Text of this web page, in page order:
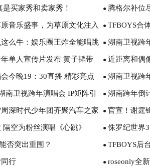
买家秀和卖家秀！ ● 腾格尔补位
同行
音乐盛事，为草原文化注入 ● TFBOYS合
王一博王嘉
么牛：娱乐圈王炸全能唱跳 ● 湖南卫视跨
舞台引期待
单人宣传片发布 黄子韬带 ● 近距离和偶
拓粉丝互动新
今晚19：30直播 精彩亮点 ● 湖南卫视跨
碑热度爆棚新
南卫视跨年演唱会 IP矩阵引 ● 湖南跨年倒
深时代少年团齐聚汽车之家 ● 官宣！谢霆
即将上线
空为粉丝演唱《心跳》 ● 侏罗纪世界
否突出重围？ ● TFBOYS后
演杂技？！
行 ● roseonly全